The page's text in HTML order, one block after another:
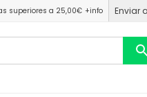
superiores a 25,00€ +info Enviar a